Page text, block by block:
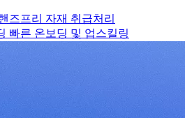
즈프리 자재 취급처리
빠른 온보딩 및 업스킬링